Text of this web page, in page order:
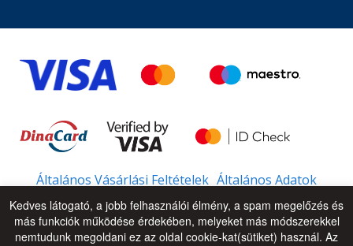
Általános Vásárlási Feltételek Általános Adatok
Kedves látogató, a jobb felhasználói élmény, a spam megelőzés és
más funkciók működése érdekében, melyeket más módszerekkel
nemtudunk megoldani ez az oldal cookie-kat(sütiket) használ. Az